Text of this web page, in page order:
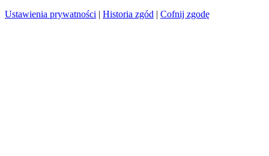
Ustawienia prywatności | Historia zgód | Cofnij zgodę